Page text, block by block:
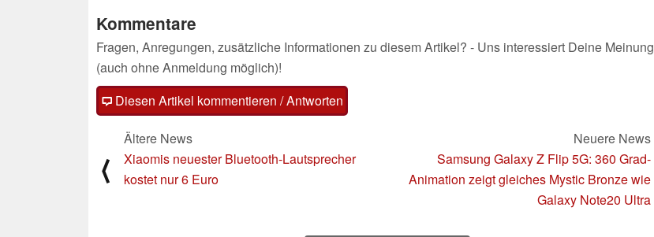
Kommentare
Fragen, Anregungen, zusätzliche Informationen zu diesem Artikel? - Uns interessiert Deine Meinung
(auch ohne Anmeldung möglich)!
Diesen Artikel kommentieren / Antworten
⟨
Ältere News
Xiaomis neuester Bluetooth-Lautsprecher
kostet nur 6 Euro
Neuere News
Samsung Galaxy Z Flip 5G: 360 Grad-
Animation zeigt gleiches Mystic Bronze wie
Galaxy Note20 Ultra